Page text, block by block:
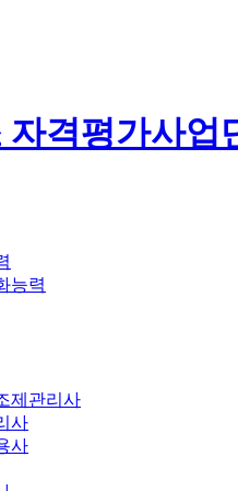
격평가사업
능력
제관리사
사
사